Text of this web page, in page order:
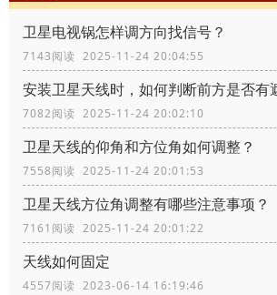
卫星电视锅怎样调方向找信号？
7143阅读 2025-11-24 20:04:55
安装卫星天线时，如何判断前方是否有
7082阅读 2025-11-24 20:02:10
卫星天线的仰角和方位角如何调整？
7558阅读 2025-11-24 20:01:53
卫星天线方位角调整有哪些注意事项？
7161阅读 2025-11-24 20:01:22
天线如何固定
4557阅读 2023-06-14 16:19:46